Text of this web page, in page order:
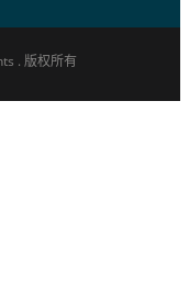
. 版权所有